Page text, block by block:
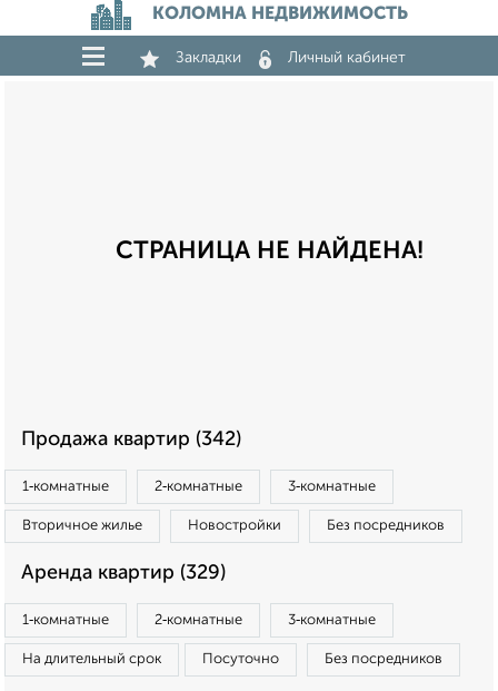
КОЛОМНА НЕДВИЖИМОСТЬ
Закладки Личный кабинет
СТРАНИЦА НЕ НАЙДЕНА!
Продажа квартир (342)
1‑комнатные 2‑комнатные 3‑комнатные
Вторичное жилье Новостройки Без посредников
Аренда квартир (329)
1‑комнатные 2‑комнатные 3‑комнатные
На длительный срок Посуточно Без посредников